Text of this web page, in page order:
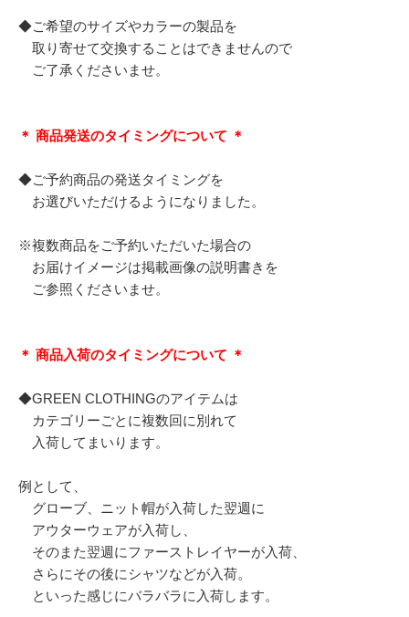
◆ご希望のサイズやカラーの製品を
取り寄せて交換することはできませんので
ご了承くださいませ。
＊ 商品発送のタイミングについて ＊
◆ご予約商品の発送タイミングを
お選びいただけるようになりました。
※複数商品をご予約いただいた場合の
お届けイメージは掲載画像の説明書きを
ご参照くださいませ。
＊ 商品入荷のタイミングについて ＊
◆GREEN CLOTHINGのアイテムは
カテゴリーごとに複数回に別れて
入荷してまいります。
例として、
グローブ、ニット帽が入荷した翌週に
アウターウェアが入荷し、
そのまた翌週にファーストレイヤーが入荷、
さらにその後にシャツなどが入荷。
といった感じにバラバラに入荷します。